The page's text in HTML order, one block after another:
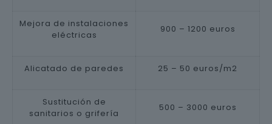
Mejora de instalaciones
eléctricas
900 – 1200 euros
Alicatado de paredes 25 – 50 euros/m2
Sustitución de
sanitarios o grifería
500 – 3000 euros